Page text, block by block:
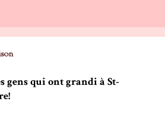
gens qui ont grandi à St-